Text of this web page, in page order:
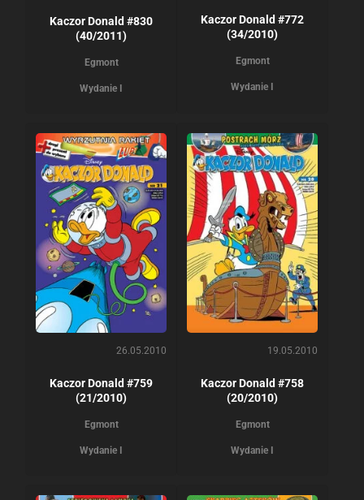
Kaczor Donald #830
(40/2011)
Egmont
Wydanie I
Kaczor Donald #772
(34/2010)
Egmont
Wydanie I
26.05.2010
Kaczor Donald #759
(21/2010)
Egmont
Wydanie I
19.05.2010
Kaczor Donald #758
(20/2010)
Egmont
Wydanie I